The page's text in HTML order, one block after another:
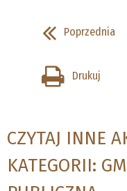
Poprzednia
Drukuj
CZYTAJ INNE
KATEGORII: